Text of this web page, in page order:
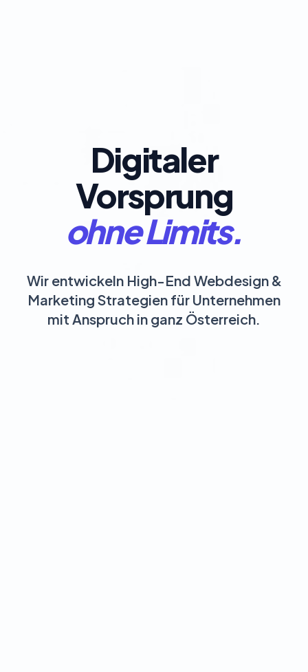
Digitaler
Vorsprung
ohne Limits.
Wir entwickeln High-End Webdesign &
Marketing Strategien für Unternehmen
mit Anspruch in ganz Österreich.